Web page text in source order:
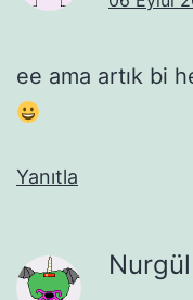
ee ama artık bi
Yanıtla
Nurgül